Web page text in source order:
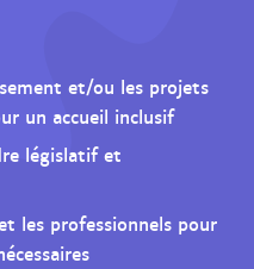
e
c
c
et/ou les projets
un accueil inclusif
législatif et
les professionnels pour